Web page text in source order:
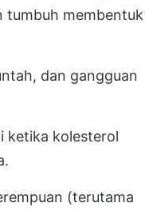
tumbuh membentuk
dan gangguan
ketika kolesterol
(terutama